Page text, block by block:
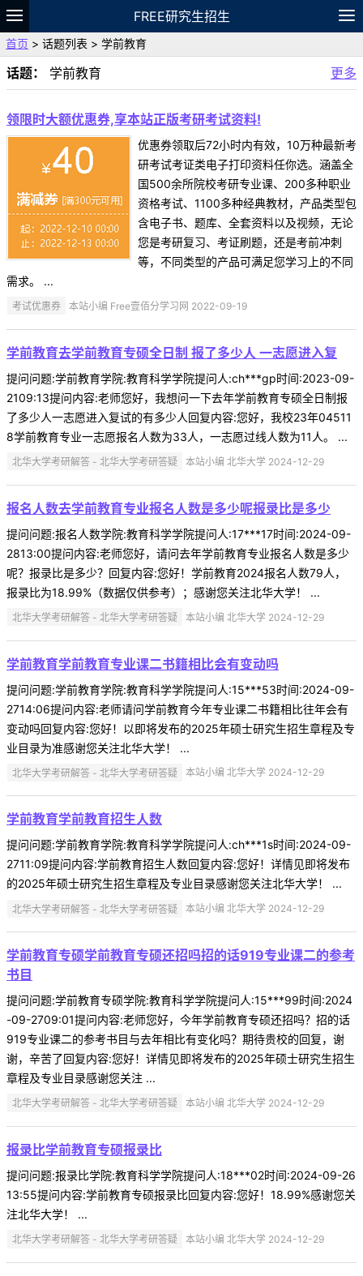
FREE研究生招生
题库
故事 专题
VIP
资料
首页 > 话题列表 > 学前教育
话题： 学前教育 更多
领限时大额优惠券,享本站正版考研考试资料!
优惠券领取后72小时内有效，10万种最新考
研考试考证类电子打印资料任你选。涵盖全
国500余所院校考研专业课、200多种职业
资格考试、1100多种经典教材，产品类型包
含电子书、题库、全套资料以及视频，无论
您是考研复习、考证刷题，还是考前冲刺
等，不同类型的产品可满足您学习上的不同
需求。 ...
考试优惠券 本站小编 Free壹佰分学习网 2022-09-19
学前教育去学前教育专硕全日制 报了多少人 一志愿进入复
提问问题:学前教育学院:教育科学学院提问人:ch***gp时间:2023-09-
2109:13提问内容:老师您好，我想问一下去年学前教育专硕全日制报
了多少人一志愿进入复试的有多少人回复内容:您好，我校23年04511
8学前教育专业一志愿报名人数为33人，一志愿过线人数为11人。 ...
北华大学考研解答 - 北华大学考研答疑 本站小编 北华大学 2024-12-29
报名人数去学前教育专业报名人数是多少呢报录比是多少
提问问题:报名人数学院:教育科学学院提问人:17***17时间:2024-09-
2813:00提问内容:老师您好，请问去年学前教育专业报名人数是多少
呢？报录比是多少？回复内容:您好！学前教育2024报名人数79人，
报录比为18.99%（数据仅供参考）；感谢您关注北华大学！ ...
北华大学考研解答 - 北华大学考研答疑 本站小编 北华大学 2024-12-29
学前教育学前教育专业课二书籍相比会有变动吗
提问问题:学前教育学院:教育科学学院提问人:15***53时间:2024-09-
2714:06提问内容:老师请问学前教育今年专业课二书籍相比往年会有
变动吗回复内容:您好！以即将发布的2025年硕士研究生招生章程及专
业目录为准感谢您关注北华大学！ ...
北华大学考研解答 - 北华大学考研答疑 本站小编 北华大学 2024-12-29
学前教育学前教育招生人数
提问问题:学前教育学院:教育科学学院提问人:ch***1s时间:2024-09-
2711:09提问内容:学前教育招生人数回复内容:您好！详情见即将发布
的2025年硕士研究生招生章程及专业目录感谢您关注北华大学！ ...
北华大学考研解答 - 北华大学考研答疑 本站小编 北华大学 2024-12-29
学前教育专硕学前教育专硕还招吗招的话919专业课二的参考
书目
提问问题:学前教育专硕学院:教育科学学院提问人:15***99时间:2024
-09-2709:01提问内容:老师您好，今年学前教育专硕还招吗？招的话
919专业课二的参考书目与去年相比有变化吗？期待贵校的回复，谢
谢，辛苦了回复内容:您好！详情见即将发布的2025年硕士研究生招生
章程及专业目录感谢您关注 ...
北华大学考研解答 - 北华大学考研答疑 本站小编 北华大学 2024-12-29
报录比学前教育专硕报录比
提问问题:报录比学院:教育科学学院提问人:18***02时间:2024-09-26
13:55提问内容:学前教育专硕报录比回复内容:您好！18.99%感谢您关
注北华大学！ ...
北华大学考研解答 - 北华大学考研答疑 本站小编 北华大学 2024-12-29